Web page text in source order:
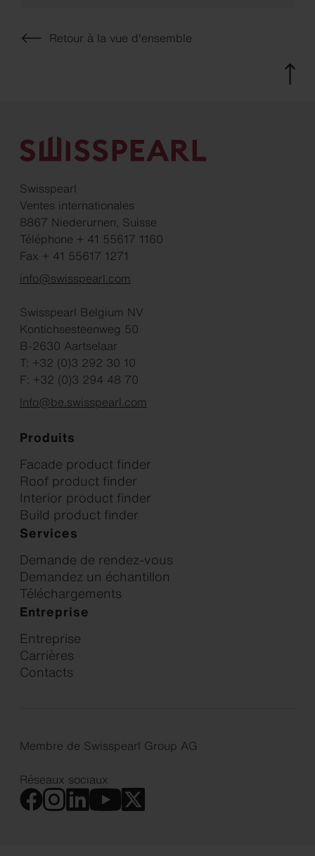
Retour à la vue d'ensemble
Swisspearl
Ventes internationales
8867 Niederurnen, Suisse
Téléphone + 41 55617 1160
Fax + 41 55617 1271
info@swisspearl.com
Swisspearl Belgium NV
Kontichsesteenweg 50
B-2630 Aartselaar
T: +32 (0)3 292 30 10
F: +32 (0)3 294 48 70
Info@be.swisspearl.com
Produits
Facade product finder
Roof product finder
Interior product finder
Build product finder
Services
Demande de rendez-vous
Demandez un échantillon
Téléchargements
Entreprise
Entreprise
Carrières
Contacts
Membre de Swisspearl Group AG
Réseaux sociaux